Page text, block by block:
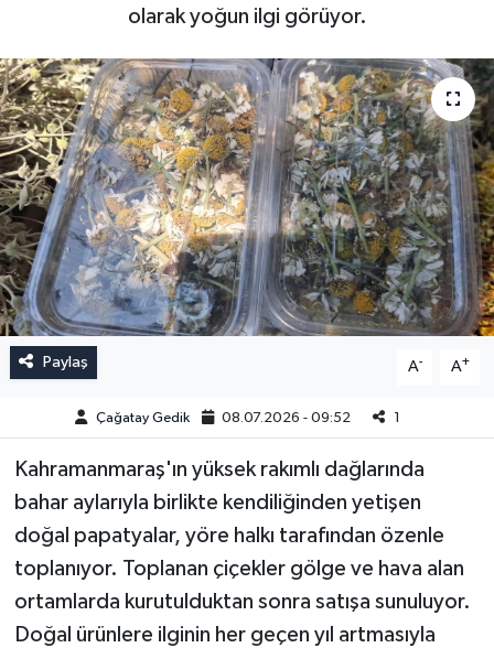
olarak yoğun ilgi görüyor.
Paylaş A- A+
Çağatay Gedik 08.07.2026 - 09:52 1
Kahramanmaraş'ın yüksek rakımlı dağlarında
bahar aylarıyla birlikte kendiliğinden yetişen
doğal papatyalar, yöre halkı tarafından özenle
toplanıyor. Toplanan çiçekler gölge ve hava alan
ortamlarda kurutulduktan sonra satışa sunuluyor.
Doğal ürünlere ilginin her geçen yıl artmasıyla
Haber Arşivi